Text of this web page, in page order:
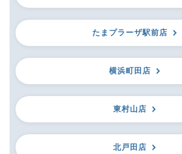
たまプラーザ駅前店
横浜町田店
東村山店
北戸田店